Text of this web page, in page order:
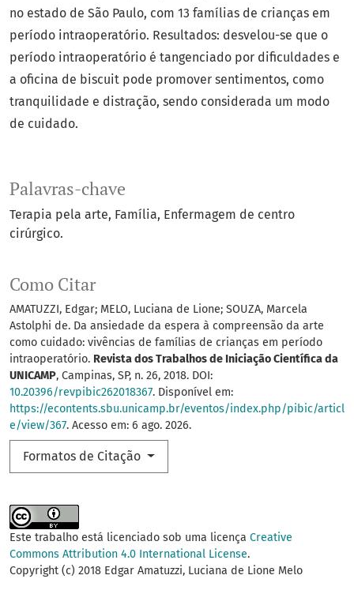
Palavras-chave
Terapia pela arte Família Enfermagem de centro
cirúrgico.
Como Citar
AMATUZZI, Edgar; MELO, Luciana de Lione; SOUZA, Marcela
Astolphi de. Da ansiedade da espera à compreensão da arte
como cuidado: vivências de famílias de crianças em período
intraoperatório. Revista dos Trabalhos de Iniciação Científica da
UNICAMP, Campinas, SP, n. 26, 2018. DOI:
10.20396/revpibic262018367. Disponível em:
https://econtents.sbu.unicamp.br/eventos/index.php/pibic/articl
e/view/367. Acesso em: 6 ago. 2026.
Formatos de Citação
no estado de São Paulo, com 13 famílias de crianças em
período intraoperatório. Resultados: desvelou-se que o
período intraoperatório é tangenciado por dificuldades e
a oficina de biscuit pode promover sentimentos, como
tranquilidade e distração, sendo considerada um modo
de cuidado.
Este trabalho está licenciado sob uma licença Creative
Commons Attribution 4.0 International License.
Copyright (c) 2018 Edgar Amatuzzi, Luciana de Lione Melo